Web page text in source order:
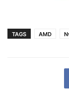
TAGS AMD